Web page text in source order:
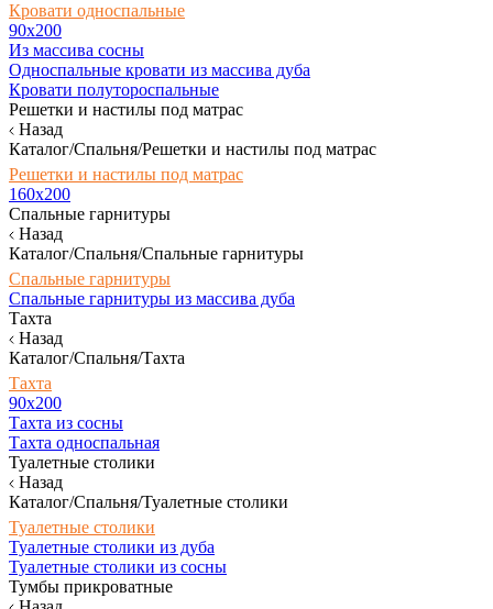
Кровати односпальные
90х200
Из массива сосны
Односпальные кровати из массива дуба
Кровати полутороспальные
Решетки и настилы под матрас
Назад
Каталог/Спальня/Решетки и настилы под матрас
Решетки и настилы под матрас
160х200
Спальные гарнитуры
Назад
Каталог/Спальня/Спальные гарнитуры
Спальные гарнитуры
Спальные гарнитуры из массива дуба
Тахта
Назад
Каталог/Спальня/Тахта
Тахта
90х200
Тахта из сосны
Тахта односпальная
Туалетные столики
Назад
Каталог/Спальня/Туалетные столики
Туалетные столики
Туалетные столики из дуба
Туалетные столики из сосны
Тумбы прикроватные